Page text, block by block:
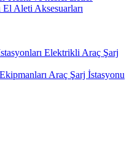
El Aleti Aksesuarları
Elektrikli Araç Şarj
Araç Şarj İstasyonu